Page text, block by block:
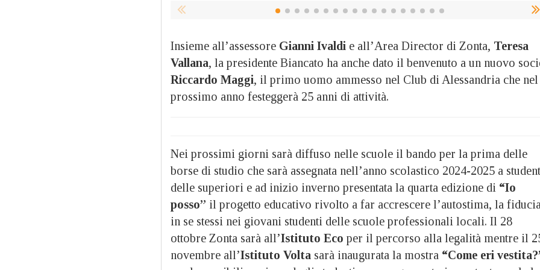
Insieme all’assessore Gianni Ivaldi e all’Area Director di Zonta, Teresa
Vallana, la presidente Biancato ha anche dato il benvenuto a un nuovo
Riccardo Maggi, il primo uomo ammesso nel Club di Alessandria che nel
prossimo anno festeggerà 25 anni di attività.
Nei prossimi giorni sarà diffuso nelle scuole il bando per la prima delle
borse di studio che sarà assegnata nell’anno scolastico 2024-2025 a
delle superiori e ad inizio inverno presentata la quarta edizione di “Io
posso” il progetto educativo rivolto a far accrescere l’autostima, la fiducia
in se stessi nei giovani studenti delle scuole professionali locali. Il 28
ottobre Zonta sarà all’Istituto Eco per il percorso alla legalità mentre il
novembre all’Istituto Volta sarà inaugurata la mostra “Come eri